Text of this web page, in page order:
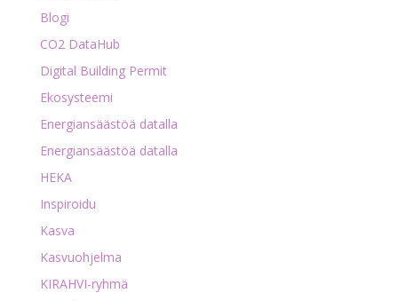
Blogi
CO2 DataHub
Digital Building Permit
Ekosysteemi
Energiansäästöä datalla
Energiansäästöä datalla
HEKA
Inspiroidu
Kasva
Kasvuohjelma
KIRAHVI-ryhmä